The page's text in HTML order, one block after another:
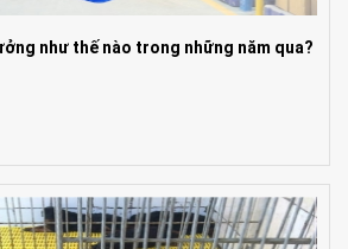
như thế nào trong những năm qua?